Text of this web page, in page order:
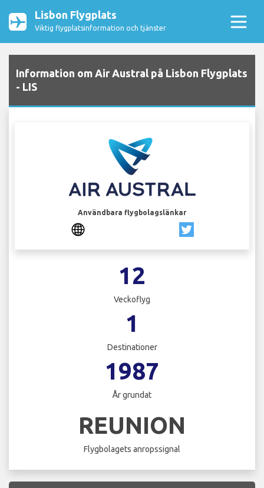
Lisbon Flygplats
Viktig flygplatsinformation och tjänster
Information om Air Austral på Lisbon Flygplats
- LIS
Användbara flygbolagslänkar
12
Veckoflyg
1
Destinationer
1987
År grundat
REUNION
Flygbolagets anropssignal